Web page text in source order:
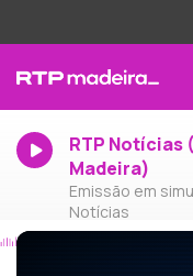
RTP Notícias
Madeira)
Emissão em
Notícias